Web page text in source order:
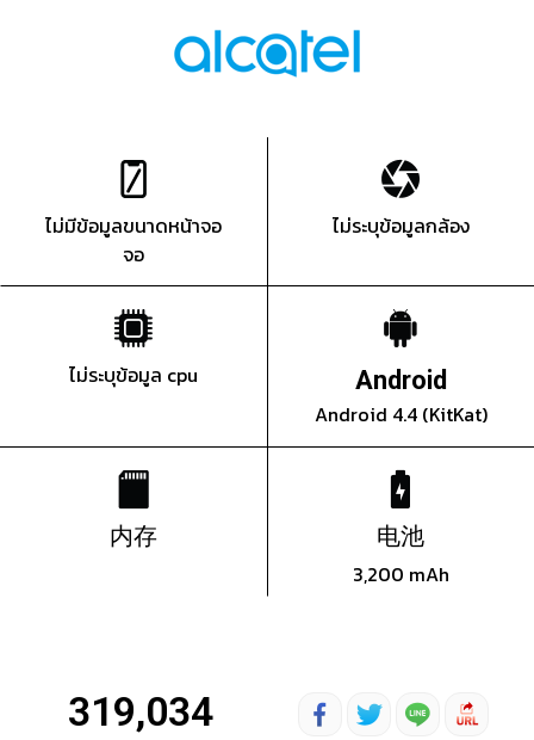
ไม่มีข้อมูลขนาดหน้าจอ
จอ
ไม่ระบุข้อมูลกล้อง
ไม่ระบุข้อมูล cpu Android
Android 4.4 (KitKat)
内存 电池
3,200 mAh
319,034